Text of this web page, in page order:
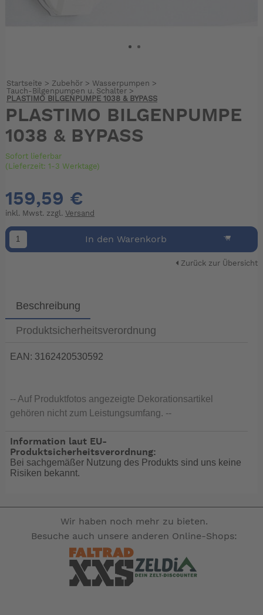
Startseite > Zubehör> Wasserpumpen >
Tauch-Bilgenpumpen u. Schalter>
PLASTIMO BILGENPUMPE 1038 & BYPASS
PLASTIMO BILGENPUMPE
1038 & BYPASS
Sofort lieferbar
(Lieferzeit: 1-3 Werktage)
159,59 €
inkl. Mwst. zzgl. Versand
In den Warenkorb
Zurück zur Übersicht
Beschreibung
Produktsicherheitsverordnung
EAN: 3162420530592
-- Auf Produktfotos angezeigte Dekorationsartikel
gehören nicht zum Leistungsumfang. --
Information laut EU-
Produktsicherheitsverordnung:
Bei sachgemäßer Nutzung des Produkts sind uns keine
Risiken bekannt.
Wir haben noch mehr zu bieten.
Besuche auch unsere anderen Online-Shops: